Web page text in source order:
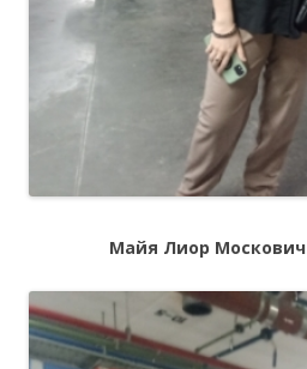
Майя Лиор Москович